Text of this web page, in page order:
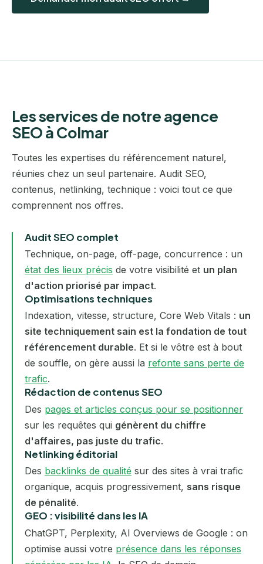
Les services de notre agence
SEO à Colmar
Toutes les expertises du référencement naturel,
réunies chez un seul partenaire. Audit SEO,
contenus, netlinking, technique : voici tout ce que
comprennent nos offres.
Audit SEO complet
Technique, on-page, off-page, concurrence : un
état des lieux précis de votre visibilité et un plan
d'action priorisé par impact.
Optimisations techniques
Indexation, vitesse, structure, Core Web Vitals : un
site techniquement sain est la fondation de tout
référencement durable. Et si le vôtre est à bout
de souffle, on gère aussi la refonte sans perte de
trafic.
Rédaction de contenus SEO
Des pages et articles conçus pour se positionner
sur les requêtes qui génèrent du chiffre
d'affaires, pas juste du trafic.
Netlinking éditorial
Des backlinks de qualité sur des sites à vrai trafic
organique, acquis progressivement, sans risque
de pénalité.
GEO : visibilité dans les IA
ChatGPT, Perplexity, AI Overviews de Google : on
optimise aussi votre présence dans les réponses